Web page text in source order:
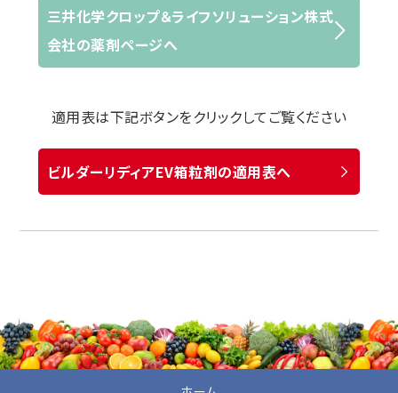
三井化学クロップ＆ライフソリューション株式
会社の薬剤ページへ
適用表は下記ボタンをクリックしてご覧ください
ビルダーリディアEV箱粒剤の適用表へ